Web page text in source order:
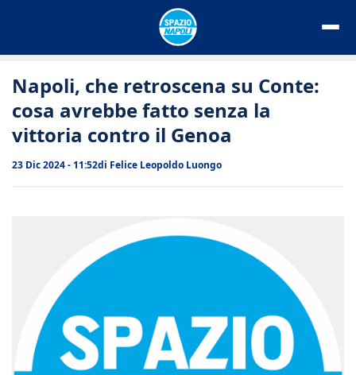
Napoli, che retroscena su Conte:
cosa avrebbe fatto senza la
vittoria contro il Genoa
23 Dic 2024 - 11:52di Felice Leopoldo Luongo